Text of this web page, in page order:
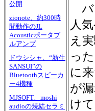
公開
zionote、約300時
間動作のJL
Acousticポータブ
ルアンプ
ドウシシャ、“新生
SANSUI”の
Bluetoothスピーカ
ー4機種
MJSOFT、moshi
audioの焼結セラミ
バ
人
え
っ
に
が
けて